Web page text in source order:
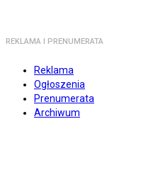
REKLAMA I PRENUMERATA
Reklama
Ogłoszenia
Prenumerata
Archiwum